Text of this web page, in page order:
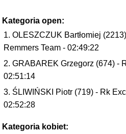
Kategoria open:
OLESZCZUK Bartłomiej
Remmers Team - 02:49:22
GRABAREK Grzegorz (674) -
02:51:14
ŚLIWIŃSKI Piotr (719) - Rk
02:52:28
Kategoria kobiet: